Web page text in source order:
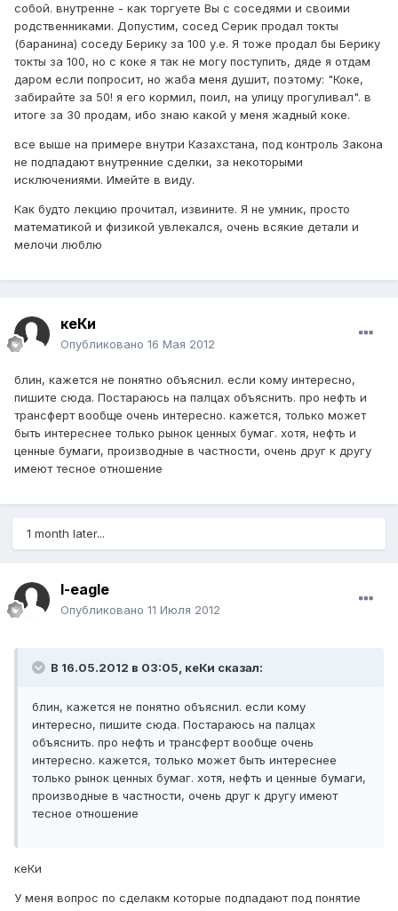
собой. внутренне - как торгуете Вы с соседями и своими
родственниками. Допустим, сосед Серик продал токты
(баранина) соседу Берику за 100 у.е. Я тоже продал бы Берику
токты за 100, но с коке я так не могу поступить, дяде я отдам
даром если попросит, но жаба меня душит, поэтому: "Коке,
забирайте за 50! я его кормил, поил, на улицу прогуливал". в
итоге за 30 продам, ибо знаю какой у меня жадный коке.
все выше на примере внутри Казахстана, под контроль Закона
не подпадают внутренние сделки, за некоторыми
исключениями. Имейте в виду.
Как будто лекцию прочитал, извините. Я не умник, просто
математикой и физикой увлекался, очень всякие детали и
мелочи люблю
кеКи
Опубликовано 16 Мая 2012
блин, кажется не понятно объяснил. если кому интересно,
пишите сюда. Постараюсь на палцах объяснить. про нефть и
трансферт вообще очень интересно. кажется, только может
быть интереснее только рынок ценных бумаг. хотя, нефть и
ценные бумаги, производные в частности, очень друг к другу
имеют тесное отношение
1 month later...
l-eagle
Опубликовано 11 Июля 2012
В 16.05.2012 в 03:05, кеКи сказал:
блин, кажется не понятно объяснил. если кому
интересно, пишите сюда. Постараюсь на палцах
объяснить. про нефть и трансферт вообще очень
интересно. кажется, только может быть интереснее
только рынок ценных бумаг. хотя, нефть и ценные бумаги,
производные в частности, очень друг к другу имеют
тесное отношение
кеКи
У меня вопрос по сделакм которые подпадают под понятие